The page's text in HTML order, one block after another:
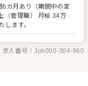
境です。経験を活か
方に適しています。
です。ブライダル業界
、腰を据えて長く働け
カ月あり（期間中の変
します。
求人番号：Job000-304-960